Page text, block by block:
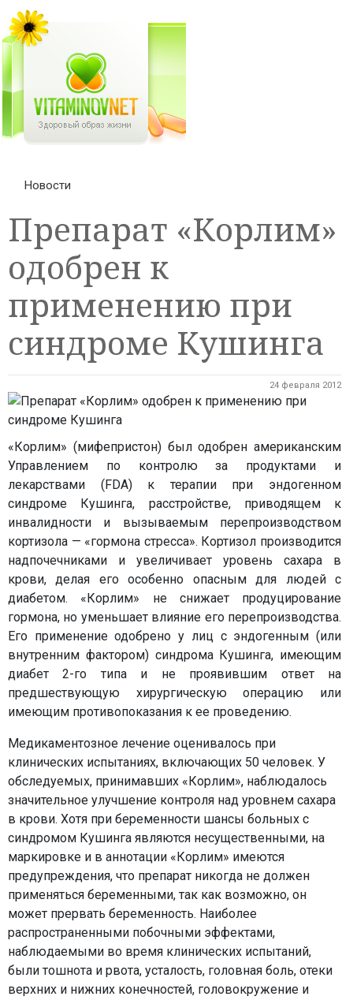
Новости
Препарат «Корлим»
одобрен к
применению при
синдроме Кушинга
24 февраля 2012
«Корлим» (мифепристон) был одобрен американским
Управлением по контролю за продуктами и
лекарствами (FDA) к терапии при эндогенном
синдроме Кушинга, расстройстве, приводящем к
инвалидности и вызываемым перепроизводством
кортизола — «гормона стресса». Кортизол производится
надпочечниками и увеличивает уровень сахара в
крови, делая его особенно опасным для людей с
диабетом. «Корлим» не снижает продуцирование
гормона, но уменьшает влияние его перепроизводства.
Его применение одобрено у лиц с эндогенным (или
внутренним фактором) синдрома Кушинга, имеющим
диабет 2-го типа и не проявившим ответ на
предшествующую хирургическую операцию или
имеющим противопоказания к ее проведению.
Медикаментозное лечение оценивалось при
клинических испытаниях, включающих 50 человек. У
обследуемых, принимавших «Корлим», наблюдалось
значительное улучшение контроля над уровнем сахара
в крови. Хотя при беременности шансы больных с
синдромом Кушинга являются несущественными, на
маркировке и в аннотации «Корлим» имеются
предупреждения, что препарат никогда не должен
применяться беременными, так как возможно, он
может прервать беременность. Наиболее
распространенными побочными эффектами,
наблюдаемыми во время клинических испытаний,
были тошнота и рвота, усталость, головная боль, отеки
верхних и нижних конечностей, головокружение и